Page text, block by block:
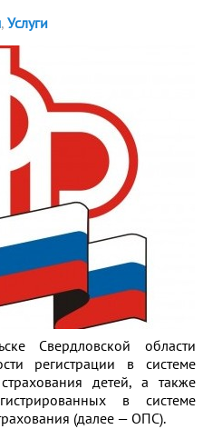
, Услуги
Свердловской области
регистрации в системе
детей, а также
в системе
(далее — ОПС).